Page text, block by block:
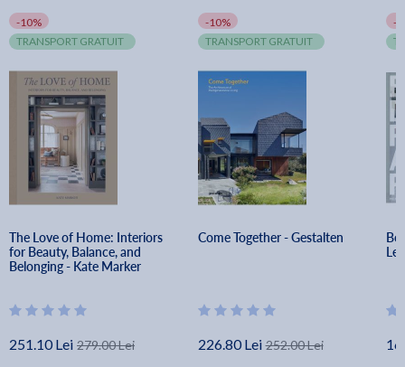
-10%
TRANSPORT GRATUIT
The Love of Home: Interiors
for Beauty, Balance, and
Belonging - Kate Marker
251.10 Lei 279.00 Lei
-10%
TRANSPORT GRATUIT
Come Together - Gestalten
226.80 Lei 252.00 Lei
-